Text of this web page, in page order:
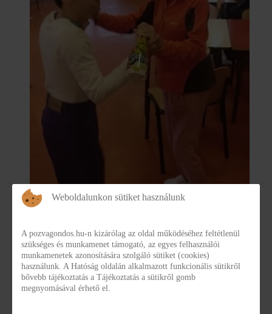
Weboldalunkon sütiket használunk
A pozvagondos.hu-n kizárólag az oldal működéséhez feltétlenül
szükséges és munkamenet támogató, az egyes felhasználói
munkamenetek azonosítására szolgáló sütiket (cookies)
használunk. A Hatóság oldalán alkalmazott funkcionális sütikről
bővebb tájékoztatás a Tájékoztatás a sütikről gomb
megnyomásával érhető el.